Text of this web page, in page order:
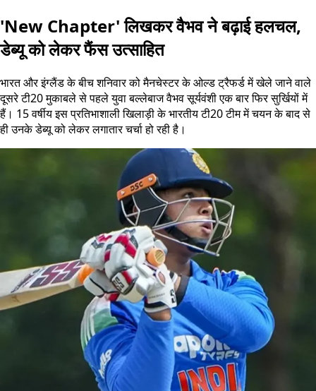
'New Chapter' लिखकर वैभव ने बढ़ाई हलचल,
डेब्यू को लेकर फैंस उत्साहित
भारत और इंग्लैंड के बीच शनिवार को मैनचेस्टर के ओल्ड ट्रैफर्ड में खेले जाने वाले
दूसरे टी20 मुकाबले से पहले युवा बल्लेबाज वैभव सूर्यवंशी एक बार फिर सुर्खियों में
हैं। 15 वर्षीय इस प्रतिभाशाली खिलाड़ी के भारतीय टी20 टीम में चयन के बाद से
ही उनके डेब्यू को लेकर लगातार चर्चा हो रही है।